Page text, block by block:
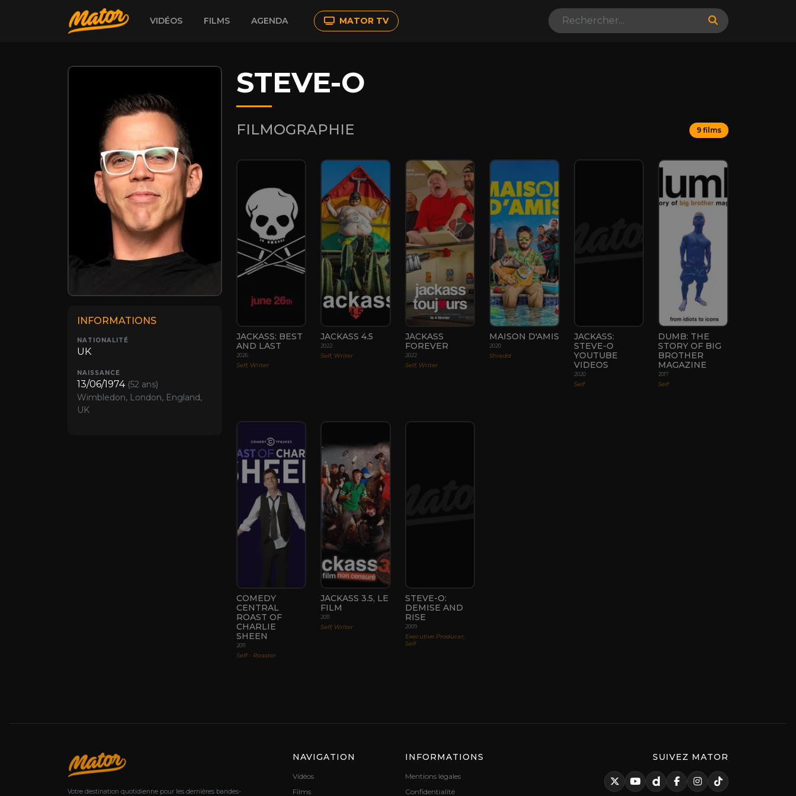
VIDÉOS FILMS AGENDA MATOR TV
INFORMATIONS
NATIONALITÉ
UK
NAISSANCE
13/06/1974 (52 ans)
Wimbledon, London, England,
UK
STEVE-O
FILMOGRAPHIE 9 films
JACKASS: BEST
AND LAST
2026
Self, Writer
JACKASS 4.5
2022
Self, Writer
JACKASS
FOREVER
2022
Self, Writer
MAISON D'AMIS
2020
Shredd
JACKASS:
STEVE-O
YOUTUBE
VIDEOS
2020
Self
DUMB: THE
STORY OF BIG
BROTHER
MAGAZINE
2017
Self
COMEDY
CENTRAL
ROAST OF
CHARLIE
SHEEN
2011
Self - Roaster
JACKASS 3.5, LE
FILM
2011
Self, Writer
STEVE-O:
DEMISE AND
RISE
2009
Executive Producer,
Self
Votre destination quotidienne pour les dernières bandes-
NAVIGATION
Vidéos
Films
INFORMATIONS
Mentions légales
Confidentialité
SUIVEZ MATOR